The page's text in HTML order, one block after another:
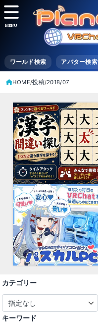
ワールド検索 アバター検索
MENU
HOME 投稿 2018/07
カテゴリー
キーワード